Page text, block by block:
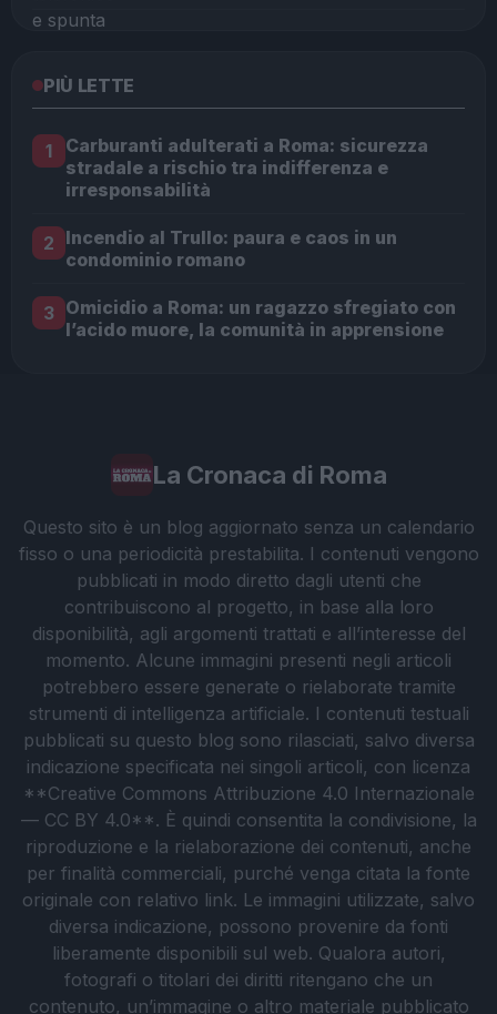
PIÙ LETTE
1
Carburanti adulterati a Roma: sicurezza
stradale a rischio tra indifferenza e
irresponsabilità
2 Incendio al Trullo: paura e caos in un
condominio romano
3 Omicidio a Roma: un ragazzo sfregiato con
l’acido muore, la comunità in apprensione
La Cronaca di Roma
Questo sito è un blog aggiornato senza un calendario
fisso o una periodicità prestabilita. I contenuti vengono
pubblicati in modo diretto dagli utenti che
contribuiscono al progetto, in base alla loro
disponibilità, agli argomenti trattati e all’interesse del
momento. Alcune immagini presenti negli articoli
potrebbero essere generate o rielaborate tramite
strumenti di intelligenza artificiale. I contenuti testuali
pubblicati su questo blog sono rilasciati, salvo diversa
indicazione specificata nei singoli articoli, con licenza
**Creative Commons Attribuzione 4.0 Internazionale
— CC BY 4.0**. È quindi consentita la condivisione, la
riproduzione e la rielaborazione dei contenuti, anche
per finalità commerciali, purché venga citata la fonte
originale con relativo link. Le immagini utilizzate, salvo
diversa indicazione, possono provenire da fonti
liberamente disponibili sul web. Qualora autori,
fotografi o titolari dei diritti ritengano che un
contenuto, un’immagine o altro materiale pubblicato